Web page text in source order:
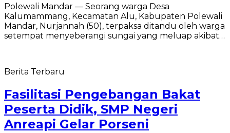
Polewali Mandar — Seorang warga Desa
Kalumammang, Kecamatan Alu, Kabupaten Polewali
Mandar, Nurjannah (50), terpaksa ditandu oleh warga
setempat menyeberangi sungai yang meluap akibat…
Berita Terbaru
Fasilitasi Pengebangan Bakat
Peserta Didik, SMP Negeri
Anreapi Gelar Porseni